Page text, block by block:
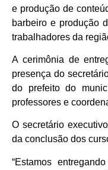
e produção de
barbeiro e produção
trabalhadores da
A cerimônia de
presença do
do prefeito do
professores e
O secretário
da conclusão dos
“Estamos